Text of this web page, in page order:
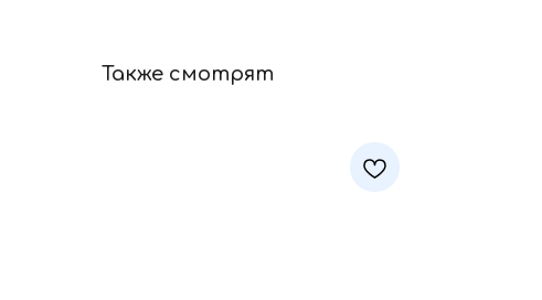
Также смотрят